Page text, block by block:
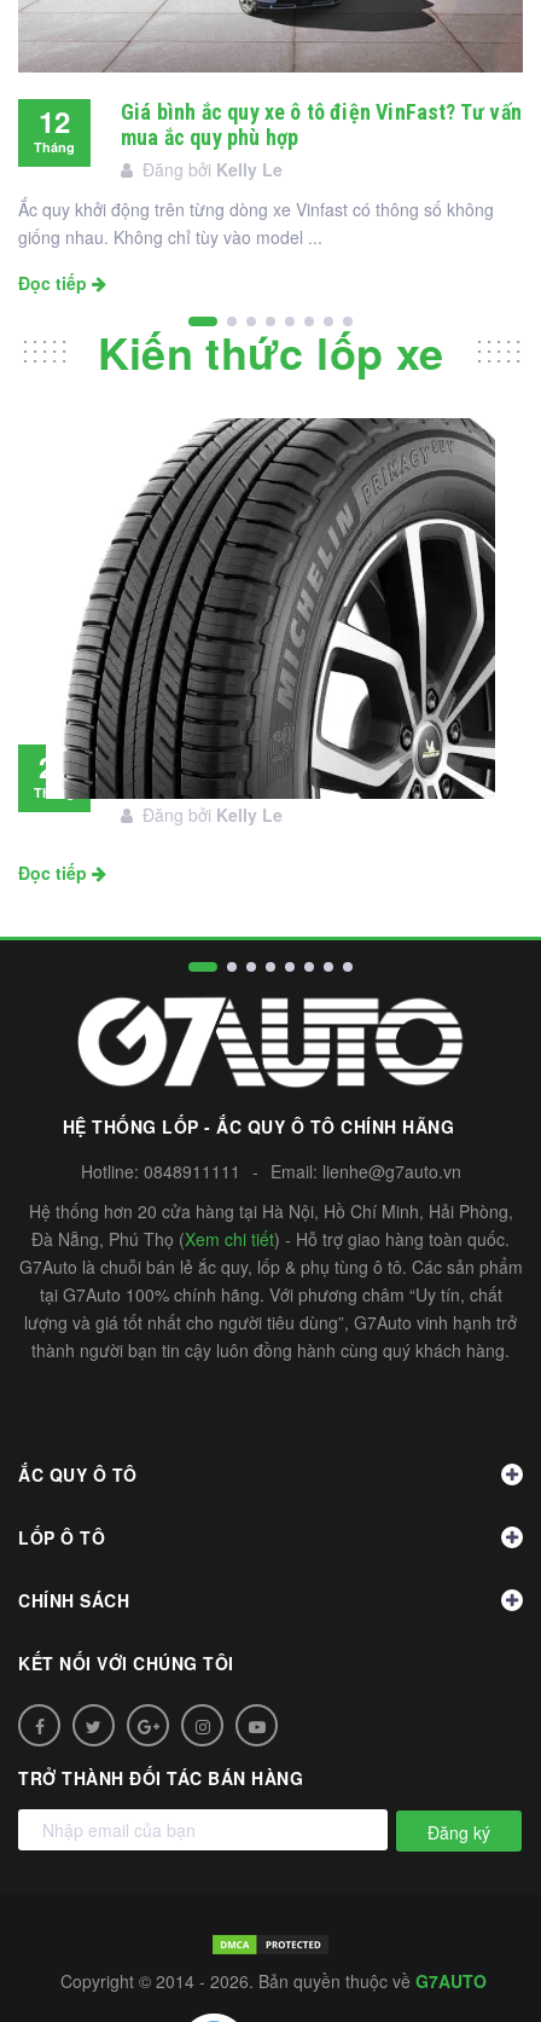
12
Tháng
Giá bình ắc quy xe ô tô điện VinFast? Tư vấn
mua ắc quy phù hợp
Đăng bởi Kelly Le
Ắc quy khởi động trên từng dòng xe Vinfast có thông số không
giống nhau. Không chỉ tùy vào model ...
Đọc tiếp
Kiến thức lốp xe
28
Tháng
Đánh giá lốp Michelin Primacy SUV: Đáng
đầu tư không?
Đăng bởi Kelly Le
Đọc tiếp
HỆ THỐNG LỐP - ẮC QUY Ô TÔ CHÍNH HÃNG
Hotline: 0848911111 - Email: lienhe@g7auto.vn
Hệ thống hơn 20 cửa hàng tại Hà Nội, Hồ Chí Minh, Hải Phòng,
Đà Nẵng, Phú Thọ (Xem chi tiết) - Hỗ trợ giao hàng toàn quốc.
G7Auto là chuỗi bán lẻ ắc quy, lốp & phụ tùng ô tô. Các sản phẩm
tại G7Auto 100% chính hãng. Với phương châm “Uy tín, chất
lượng và giá tốt nhất cho người tiêu dùng”, G7Auto vinh hạnh trở
thành người bạn tin cậy luôn đồng hành cùng quý khách hàng.
ẮC QUY Ô TÔ
LỐP Ô TÔ
CHÍNH SÁCH
KẾT NỐI VỚI CHÚNG TÔI
TRỞ THÀNH ĐỐI TÁC BÁN HÀNG
Đăng ký
Copyright © 2014 - 2026. Bản quyền thuộc về G7AUTO